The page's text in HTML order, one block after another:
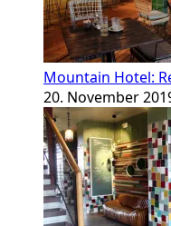
Mountain Hotel:
20. November